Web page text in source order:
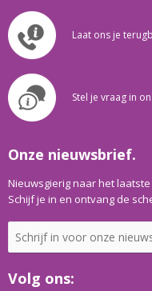
Laat ons je
Stel je vraag in
Onze nieuwsbrief.
Nieuwsgierig naar het
Schijf je in en ontvang de
Volg ons: